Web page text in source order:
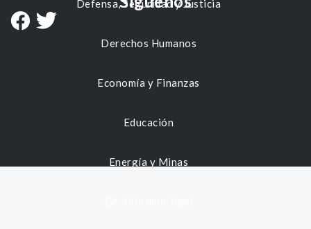
Defensa, Seguridad y Justicia
Derechos Humanos
Economía y Finanzas
Educación
Energía y Minas